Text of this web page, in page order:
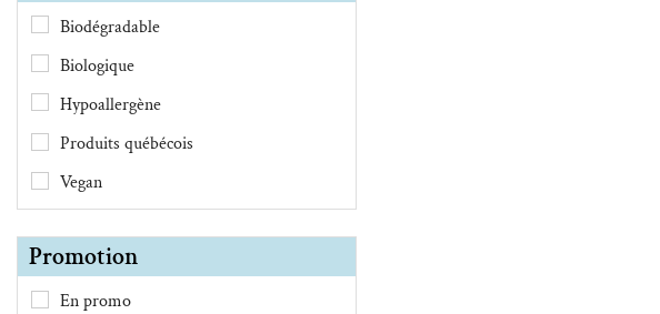
Biodégradable
Biologique
Hypoallergène
Produits québécois
Vegan
Promotion
En promo